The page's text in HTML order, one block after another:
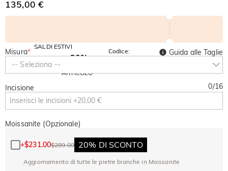
135,00 €
SALDI ESTIVI
-10%
SU TUTTO
-30%
ARTICOLO
Codice:
SUMMER
Misura*
-- Seleziona --
Guida alle Taglie
Incisione 0/16
Moissanite (Opzionale)
+$231.00$289.00 20% DI SCONTO
Aggiornamento di tutte le pietre bianche in Moissanite